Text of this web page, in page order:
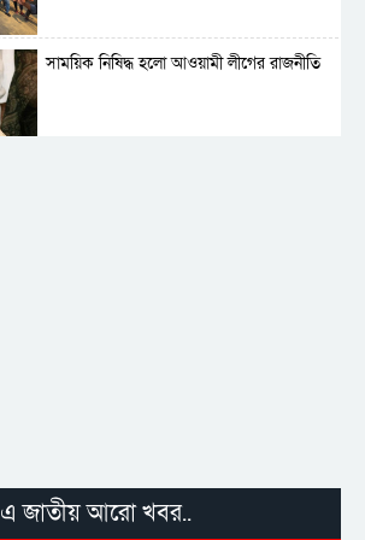
সাময়িক নিষিদ্ধ হলো আওয়ামী লীগের রাজনীতি
এ জাতীয় আরো খবর..